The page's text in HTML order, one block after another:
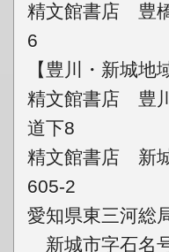
精文館書店 豊
6
【豊川・新城地
精文館書店 豊
道下8
精文館書店 新
605-2
愛知県東三河総
新城市字石名